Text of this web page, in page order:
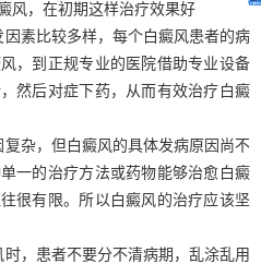
风，在初期这样治疗效果好
素比较多样，每个白癜风患者的病
，到正规专业的医院借助专业设备
然后对症下药，从而有效治疗白癜
杂，但白癜风的具体发病原因尚不
一的治疗方法或药物能够治愈白癜
很有限。所以白癜风的治疗应该坚
，患者不要分不清病期，乱涂乱用